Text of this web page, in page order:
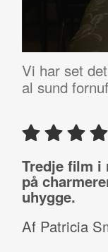
Vi har set
al sund
Tredje film i
på
uhygge.
Af Patricia